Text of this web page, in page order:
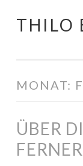
Springe
THILO
MONAT:
ÜBER